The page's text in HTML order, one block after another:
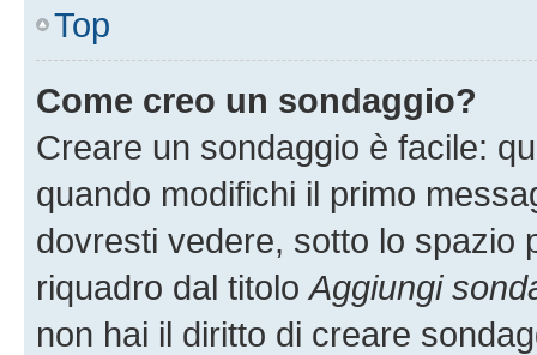
Top
Come creo un sondaggio?
Creare un sondaggio è facile:
quando modifichi il primo
dovresti vedere, sotto lo spazio
riquadro dal titoloAggiungi
non hai il diritto di creare